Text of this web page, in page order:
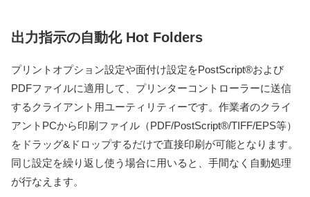
出力指示の自動化 Hot Folders
プリントオプション設定や面付け設定をPostScript®および
PDFファイルに適用して、プリンターコントローラーに送信
するクライアント用ユーティリティーです。作業者のクライ
アントPCから印刷ファイル（PDF/PostScript®/TIFF/EPS等）
をドラッグ&ドロップするだけで直接印刷が可能となります。
同じ設定を繰り返し使う場合に用いると、手間なく自動処理
が行なえます。